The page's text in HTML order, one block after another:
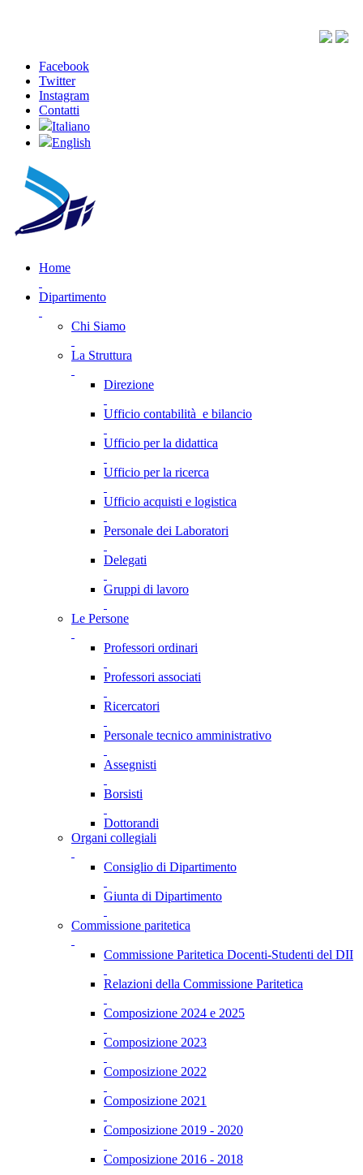
Facebook
Twitter
Instagram
Contatti
Italiano
English
Home
Dipartimento
Chi Siamo
La Struttura
Direzione
Ufficio contabilità e bilancio
Ufficio per la didattica
Ufficio per la ricerca
Ufficio acquisti e logistica
Personale dei Laboratori
Delegati
Gruppi di lavoro
Le Persone
Professori ordinari
Professori associati
Ricercatori
Personale tecnico amministrativo
Assegnisti
Borsisti
Dottorandi
Organi collegiali
Consiglio di Dipartimento
Giunta di Dipartimento
Commissione paritetica
Commissione Paritetica Docenti-Studenti del DII
Relazioni della Commissione Paritetica
Composizione 2024 e 2025
Composizione 2023
Composizione 2022
Composizione 2021
Composizione 2019 - 2020
Composizione 2016 - 2018